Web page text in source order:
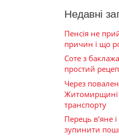
Недавні
Пенсія не
причин і що
Соте з
простий
Через
Житомирщині
транспорту
Перець в’яне
зупинити